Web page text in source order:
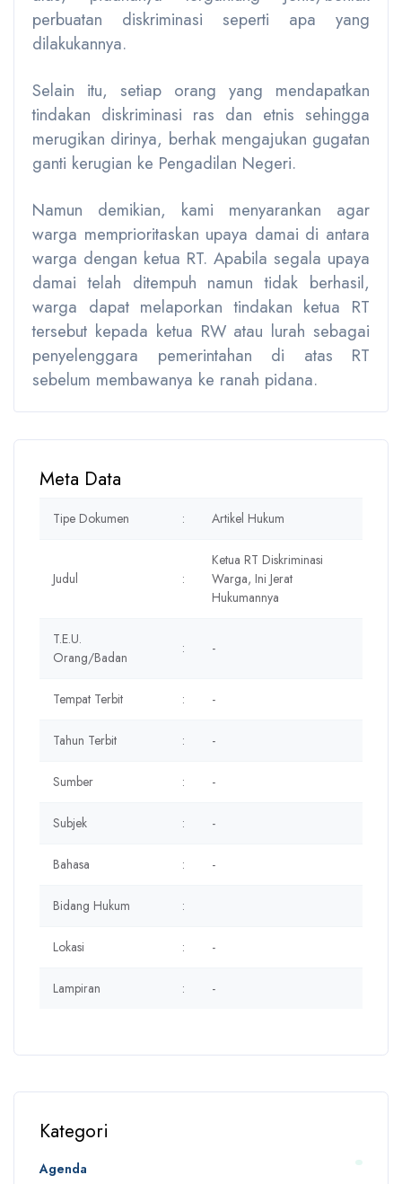
perbuatan diskriminasi seperti apa yang
dilakukannya.
Selain itu, setiap orang yang mendapatkan
tindakan diskriminasi ras dan etnis sehingga
merugikan dirinya, berhak mengajukan gugatan
ganti kerugian ke Pengadilan Negeri.
Namun demikian, kami menyarankan agar
warga memprioritaskan upaya damai di antara
warga dengan ketua RT. Apabila segala upaya
damai telah ditempuh namun tidak berhasil,
warga dapat melaporkan tindakan ketua RT
tersebut kepada ketua RW atau lurah sebagai
penyelenggara pemerintahan di atas RT
sebelum membawanya ke ranah pidana.
Meta Data
Tipe Dokumen : Artikel Hukum
Judul :
Ketua RT Diskriminasi
Warga, Ini Jerat
Hukumannya
T.E.U.
Orang/Badan
: -
Tempat Terbit : -
Tahun Terbit : -
Sumber : -
Subjek : -
Bahasa : -
Bidang Hukum :
Lokasi : -
Lampiran : -
Kategori
Agenda